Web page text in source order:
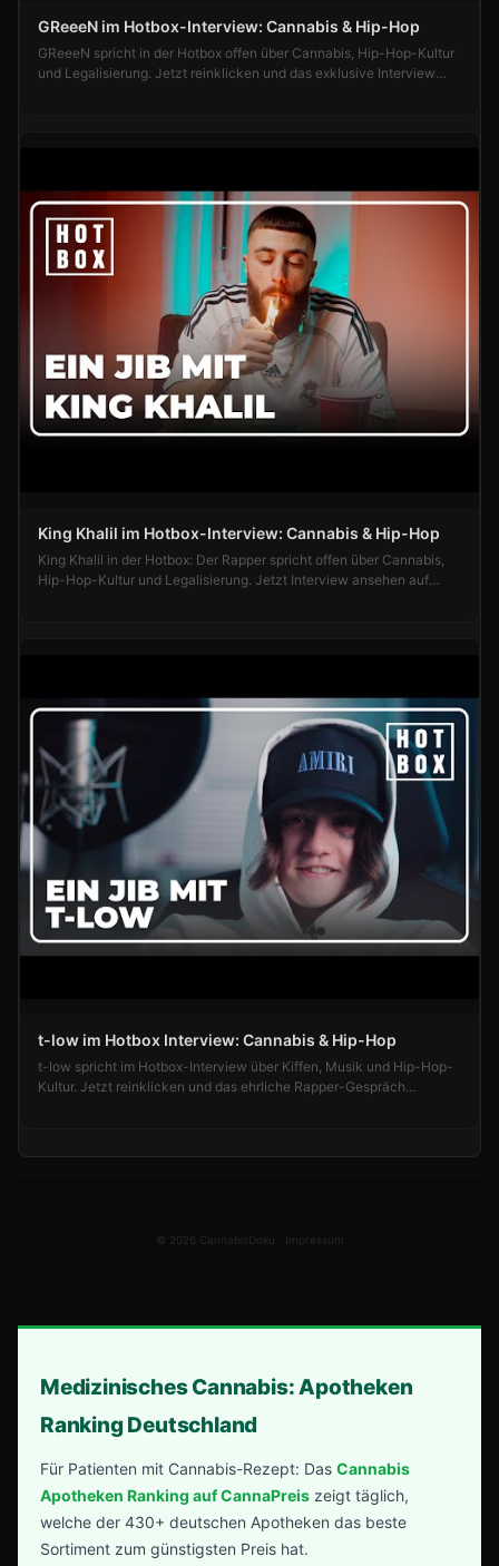
GReeeN im Hotbox-Interview: Cannabis & Hip-Hop
GReeeN spricht in der Hotbox offen über Cannabis, Hip-Hop-Kultur
und Legalisierung. Jetzt reinklicken und das exklusive Interview
King Khalil im Hotbox-Interview: Cannabis & Hip-Hop
King Khalil in der Hotbox: Der Rapper spricht offen über Cannabis,
Hip-Hop-Kultur und Legalisierung. Jetzt Interview ansehen auf
t-low im Hotbox Interview: Cannabis & Hip-Hop
t-low spricht im Hotbox-Interview über Kiffen, Musik und Hip-Hop-
Kultur. Jetzt reinklicken und das ehrliche Rapper-Gespräch
© 2026 CannabisDoku · Impressum
Medizinisches Cannabis: Apotheken
Ranking Deutschland
Für Patienten mit Cannabis-Rezept: Das Cannabis
Apotheken Ranking auf CannaPreis zeigt täglich,
welche der 430+ deutschen Apotheken das beste
Sortiment zum günstigsten Preis hat.